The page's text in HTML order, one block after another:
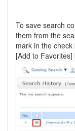
To save search
them from the
mark in the
[Add to Favorites]